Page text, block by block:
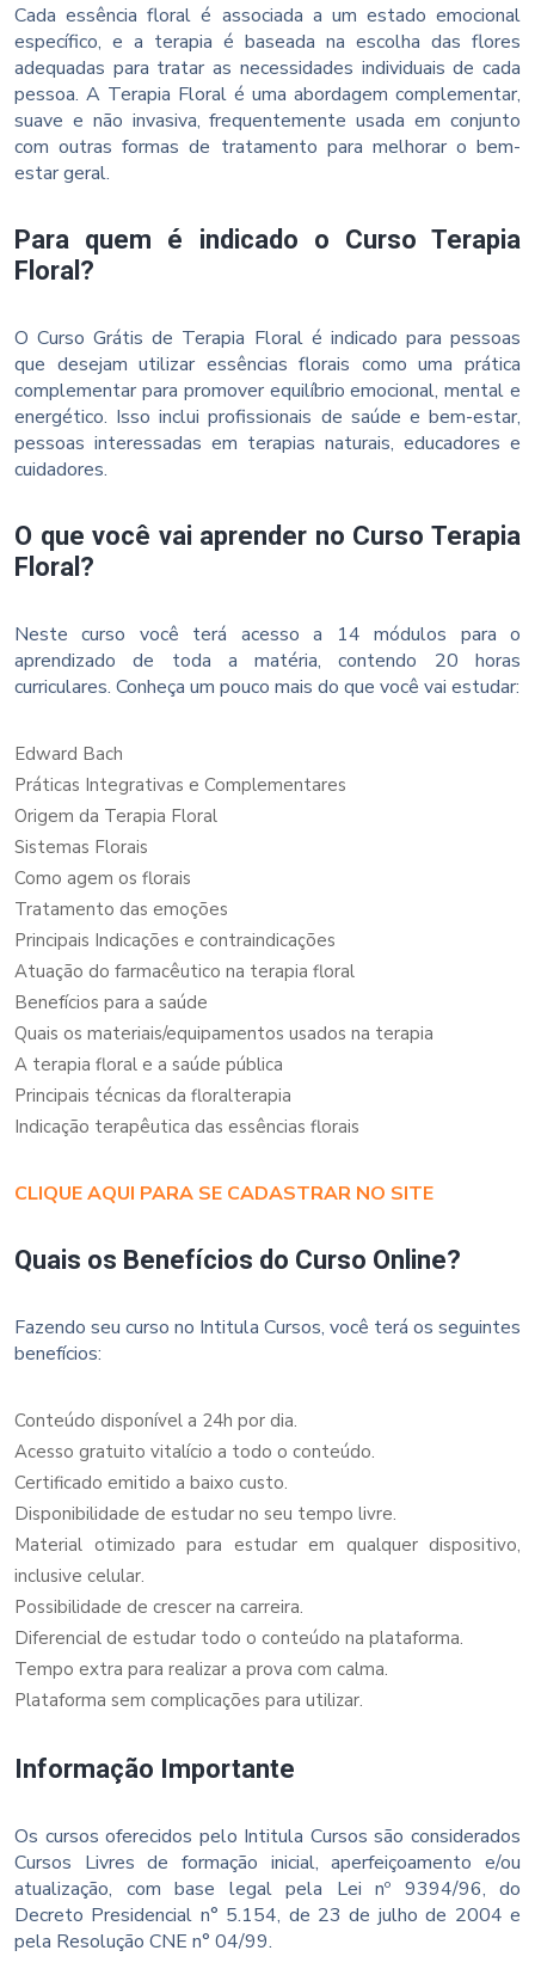
Cada essência floral é associada a um estado emocional
específico, e a terapia é baseada na escolha das flores
adequadas para tratar as necessidades individuais de cada
pessoa. A Terapia Floral é uma abordagem complementar,
suave e não invasiva, frequentemente usada em conjunto
com outras formas de tratamento para melhorar o bem-
estar geral.
Para quem é indicado o Curso Terapia
Floral?
O Curso Grátis de Terapia Floral é indicado para pessoas
que desejam utilizar essências florais como uma prática
complementar para promover equilíbrio emocional, mental e
energético. Isso inclui profissionais de saúde e bem-estar,
pessoas interessadas em terapias naturais, educadores e
cuidadores.
O que você vai aprender no Curso Terapia
Floral?
Neste curso você terá acesso a 14 módulos para o
aprendizado de toda a matéria, contendo 20 horas
curriculares. Conheça um pouco mais do que você vai estudar:
Edward Bach
Práticas Integrativas e Complementares
Origem da Terapia Floral
Sistemas Florais
Como agem os florais
Tratamento das emoções
Principais Indicações e contraindicações
Atuação do farmacêutico na terapia floral
Benefícios para a saúde
Quais os materiais/equipamentos usados na terapia
A terapia floral e a saúde pública
Principais técnicas da floralterapia
Indicação terapêutica das essências florais
CLIQUE AQUI PARA SE CADASTRAR NO SITE
Quais os Benefícios do Curso Online?
Fazendo seu curso no Intitula Cursos, você terá os seguintes
benefícios:
Conteúdo disponível a 24h por dia.
Acesso gratuito vitalício a todo o conteúdo.
Certificado emitido a baixo custo.
Disponibilidade de estudar no seu tempo livre.
Material otimizado para estudar em qualquer dispositivo,
inclusive celular.
Possibilidade de crescer na carreira.
Diferencial de estudar todo o conteúdo na plataforma.
Tempo extra para realizar a prova com calma.
Plataforma sem complicações para utilizar.
Informação Importante
Os cursos oferecidos pelo Intitula Cursos são considerados
Cursos Livres de formação inicial, aperfeiçoamento e/ou
atualização, com base legal pela Lei nº 9394/96, do
Decreto Presidencial n° 5.154, de 23 de julho de 2004 e
pela Resolução CNE n° 04/99.